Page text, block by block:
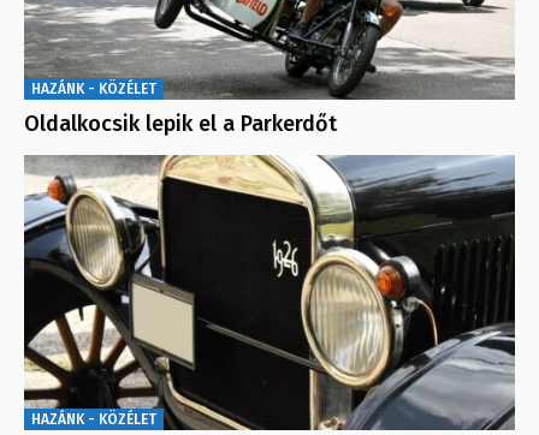
HAZÁNK - KÖZÉLET
Oldalkocsik lepik el a Parkerdőt
HAZÁNK - KÖZÉLET